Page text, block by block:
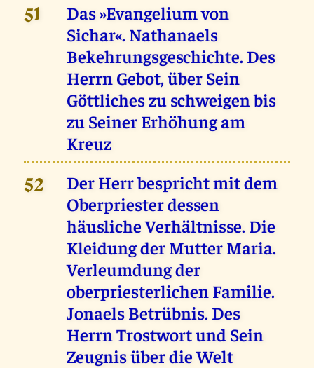
51
Das »Evangelium von
Sichar«. Nathanaels
Bekehrungsgeschichte. Des
Herrn Gebot, über Sein
Göttliches zu schweigen bis
zu Seiner Erhöhung am
Kreuz
52
Der Herr bespricht mit dem
Oberpriester dessen
häusliche Verhältnisse. Die
Kleidung der Mutter Maria.
Verleumdung der
oberpriesterlichen Familie.
Jonaels Betrübnis. Des
Herrn Trostwort und Sein
Zeugnis über die Welt